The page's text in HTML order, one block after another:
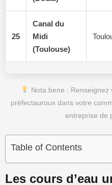
25
Canal du
Midi
(Toulouse)
Nota bene :
préfectauroux dans votre
entreprise de
Table of Contents
Les cours d’eau